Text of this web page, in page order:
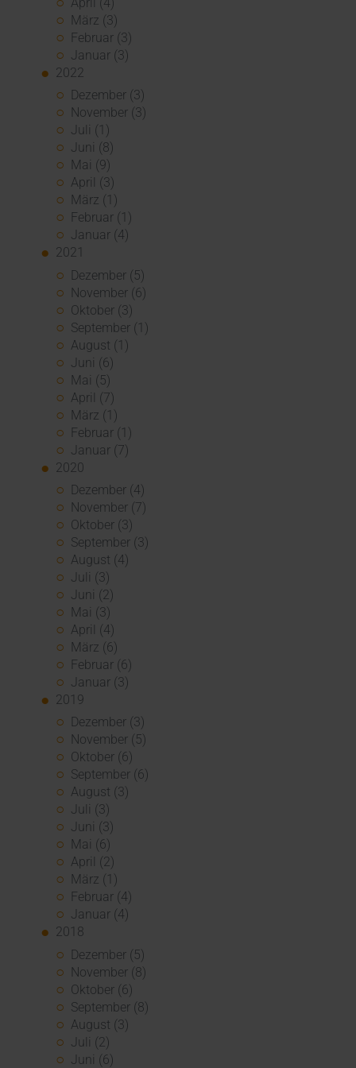
März (3)
Februar (3)
Januar (3)
2022
Dezember (3)
November (3)
Juli (1)
Juni (8)
Mai (9)
April (3)
März (1)
Februar (1)
Januar (4)
2021
Dezember (5)
November (6)
Oktober (3)
September (1)
August (1)
Juni (6)
Mai (5)
April (7)
März (1)
Februar (1)
Januar (7)
2020
Dezember (4)
November (7)
Oktober (3)
September (3)
August (4)
Juli (3)
Juni (2)
Mai (3)
April (4)
März (6)
Februar (6)
Januar (3)
2019
Dezember (3)
November (5)
Oktober (6)
September (6)
August (3)
Juli (3)
Juni (3)
Mai (6)
April (2)
März (1)
Februar (4)
Januar (4)
2018
Dezember (5)
November (8)
Oktober (6)
September (8)
August (3)
Juli (2)
Juni (6)